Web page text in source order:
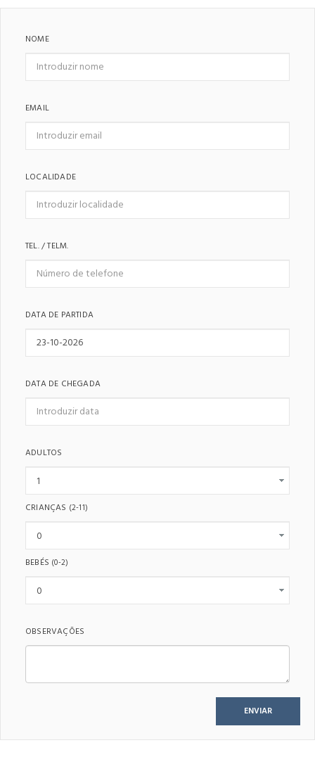
NOME
EMAIL
LOCALIDADE
TEL. / TELM.
DATA DE PARTIDA
DATA DE CHEGADA
ADULTOS
CRIANÇAS (2-11)
BEBÉS (0-2)
OBSERVAÇÕES